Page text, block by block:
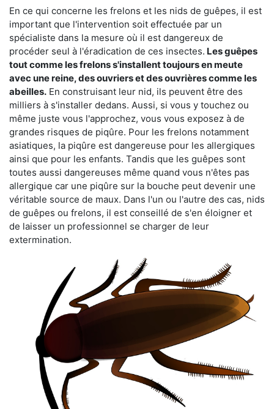
En ce qui concerne les frelons et les nids de guêpes, il est
important que l'intervention soit effectuée par un
spécialiste dans la mesure où il est dangereux de
procéder seul à l'éradication de ces insectes. Les guêpes
tout comme les frelons s'installent toujours en meute
avec une reine, des ouvriers et des ouvrières comme les
abeilles. En construisant leur nid, ils peuvent être des
milliers à s'installer dedans. Aussi, si vous y touchez ou
même juste vous l'approchez, vous vous exposez à de
grandes risques de piqûre. Pour les frelons notamment
asiatiques, la piqûre est dangereuse pour les allergiques
ainsi que pour les enfants. Tandis que les guêpes sont
toutes aussi dangereuses même quand vous n'êtes pas
allergique car une piqûre sur la bouche peut devenir une
véritable source de maux. Dans l'un ou l'autre des cas, nids
de guêpes ou frelons, il est conseillé de s'en éloigner et
de laisser un professionnel se charger de leur
extermination.